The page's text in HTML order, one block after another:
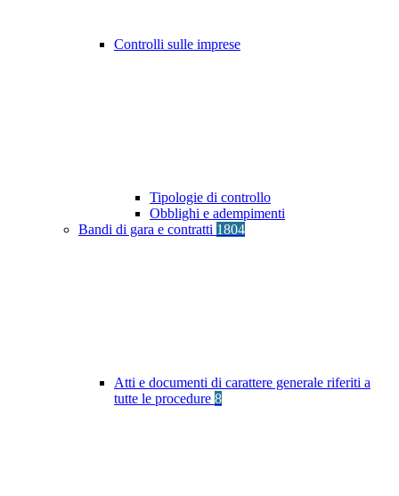
Controlli sulle imprese
Tipologie di controllo
Obblighi e adempimenti
Bandi di gara e contratti 1804
Atti e documenti di carattere generale riferiti a
tutte le procedure 8